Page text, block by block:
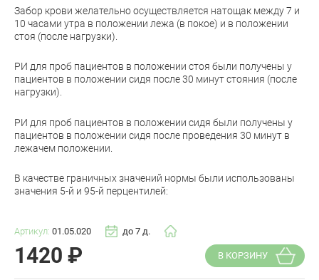
Забор крови желательно осуществляется натощак между 7 и
10 часами утра в положении лежа (в покое) и в положении
стоя (после нагрузки).
РИ для проб пациентов в положении стоя были получены у
пациентов в положении сидя после 30 минут стояния (после
нагрузки).
РИ для проб пациентов в положении сидя были получены у
пациентов в положении сидя после проведения 30 минут в
лежачем положении.
В качестве граничных значений нормы были использованы
значения 5-й и 95-й перцентилей:
Артикул: 01.05.020 до 7 д.
1420 ₽ В КОРЗИНУ